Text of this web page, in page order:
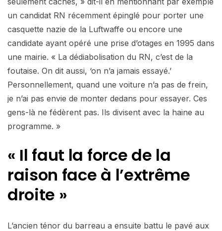
un candidat RN récemment épinglé pour porter une
casquette nazie de la Luftwaffe ou encore une
candidate ayant opéré une prise d’otages en 1995 dans
une mairie. « La dédiabolisation du RN, c’est de la
foutaise. On dit aussi, ‘on n’a jamais essayé.’
Personnellement, quand une voiture n’a pas de frein,
je n’ai pas envie de monter dedans pour essayer. Ces
gens-là ne fédèrent pas. Ils divisent avec la haine au
programme. »
« Il faut la force de la
raison face à l’extrême
droite »
L’ancien ténor du barreau a ensuite battu le pavé aux